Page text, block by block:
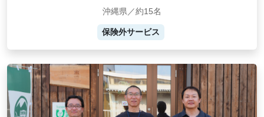
沖縄県／約15名
保険外サービス